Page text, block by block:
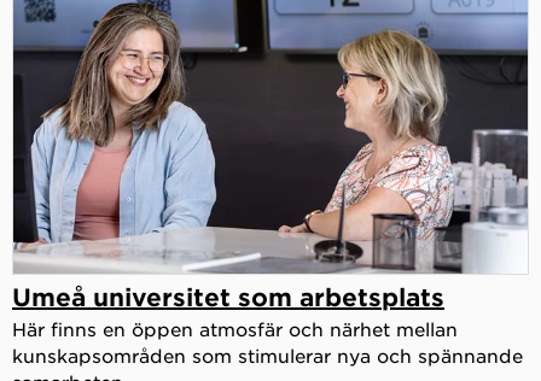
Umeå universitet som arbetsplats
Här finns en öppen atmosfär och närhet mellan
kunskapsområden som stimulerar nya och spännande